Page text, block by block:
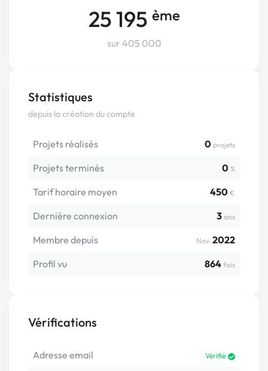
25 195 ème
sur 405 000
Statistiques
depuis la création du compte
Projets réalisés 0 projets
Projets terminés 0 %
Tarif horaire moyen 450 €
Dernière connexion 3 ans
Membre depuis Nov. 2022
Profil vu
864 fois
Vérifications
Adresse email Vérifié